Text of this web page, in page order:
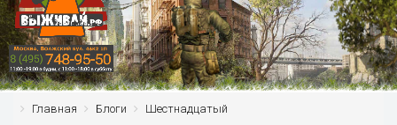
Главная Блоги Шестнадцатый